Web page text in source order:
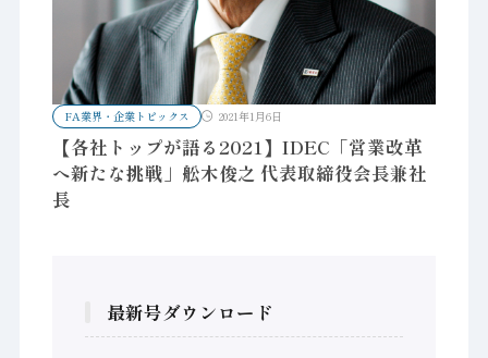
FA業界・企業トピックス 2021年1月6日
【各社トップが語る2021】IDEC「営業改革
へ新たな挑戦」舩木俊之 代表取締役会長兼社
長
最新号ダウンロード